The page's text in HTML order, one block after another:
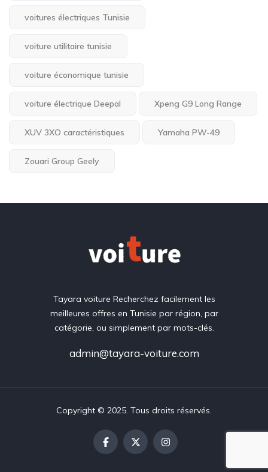
voitures électriques Tunisie
voiture utilitaire tunisie
voiture économique tunisie
voiture électrique Deepal Xpeng G9 Long Range
XUV 3XO caractéristiques Yamaha PW-49
Zouari Group Geely
Tayara voiture Recherchez facilement les
meilleures offres en Tunisie par région, par
catégorie, ou simplement par mots-clés.
admin@tayara-voiture.com
Copyright © 2025. Tous droits réservés.